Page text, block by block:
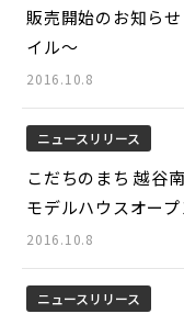
販売開始のお知ら
イル～
2016.10.8
ニュースリリース
こだちのまち 越谷
モデルハウスオー
2016.10.8
ニュースリリース